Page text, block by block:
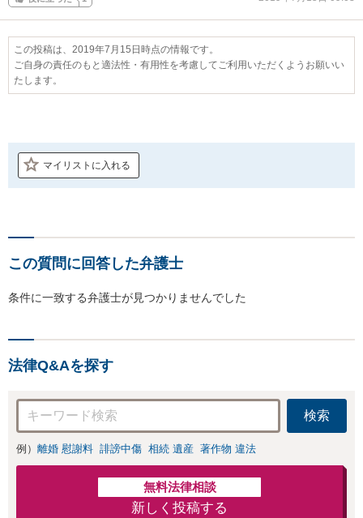
この投稿は、2019年7月15日時点の情報です。
ご自身の責任のもと適法性・有用性を考慮してご利用いただくようお願いい
たします。
マイリストに入れる
この質問に回答した弁護士
条件に一致する弁護士が見つかりませんでした
法律Q&Aを探す
検索
例） 離婚 慰謝料 誹謗中傷 相続 遺産 著作物 違法
無料法律相談
新しく投稿する